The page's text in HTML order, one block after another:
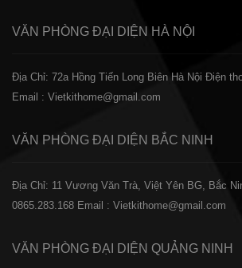
VĂN PHÒNG ĐẠI DIỆN HÀ NỘI
Địa Chỉ: 72a Hồng Tiến Long Biên Hà Nội Điện
Email : Vietkithome@gmail.com
VĂN PHÒNG ĐẠI DIỆN BẮC NINH
Địa Chỉ: 11 Vương Văn Trà, Việt Yên BG, Bắc
0865.283.168 Email : Vietkithome@gmail.com
VĂN PHÒNG ĐẠI DIỆN QUẢNG NINH